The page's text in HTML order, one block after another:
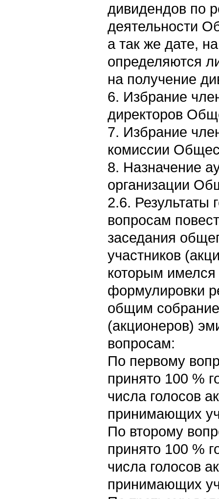
дивидендов по
деятельности
а так же дате,
определяются
на получение
6. Избрание
директоров
7. Избрание
комиссии
8. Назначение
организации
2.6. Результаты
вопросам
заседания
участников
которым
формулировки
общим
(акционеров)
вопросам:
По первому
принято 100 %
числа голосов
принимающих
По второму
принято 100 %
числа голосов
принимающих